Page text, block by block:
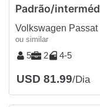
Padrão/
Volkswagen Passat
ou similar
5 2 4-5
USD 81.99/Dia